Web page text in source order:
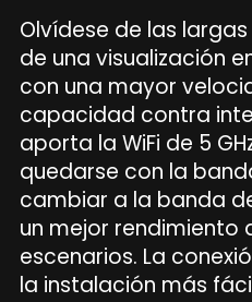
Olvídese de las
de una visualización
con una mayor
capacidad contra
aporta la WiFi de 5
quedarse con la
cambiar a la banda
un mejor rendimiento
escenarios. La
la instalación más